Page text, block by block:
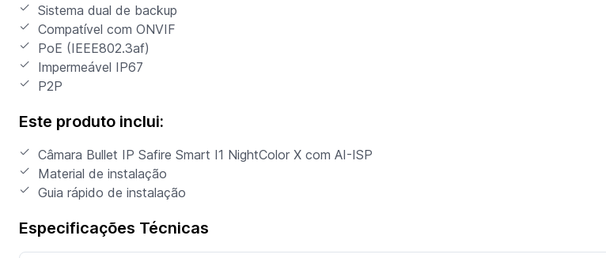
Sistema dual de backup
Compatível com ONVIF
PoE (IEEE802.3af)
Impermeável IP67
P2P
Este produto inclui:
Câmara Bullet IP Safire Smart I1 NightColor X com AI-ISP
Material de instalação
Guia rápido de instalação
Especificações Técnicas